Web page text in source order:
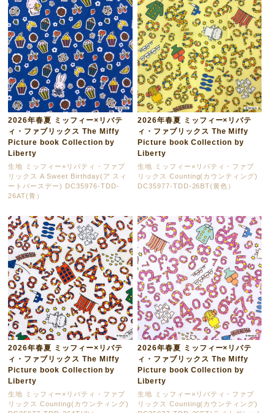
2026年春夏 ミッフィー×リバテ
ィ・ファブリックス The Miffy
Picture book Collection by
Liberty
生地 ミッフィー×リバティ・ファブ
リックス A Sweet Birthday(ア スィ
ートバースデー) DC35976-TDD-
26AT(青）
2026年春夏 ミッフィー×リバテ
ィ・ファブリックス The Miffy
Picture book Collection by
Liberty
生地 ミッフィー×リバティ・ファブ
リックス Counting(カウンティング)
DC35977-TDD-26BT(黄色）
2026年春夏 ミッフィー×リバテ
ィ・ファブリックス The Miffy
Picture book Collection by
Liberty
生地 ミッフィー×リバティ・ファブ
リックス Counting(カウンティング)
2026年春夏 ミッフィー×リバテ
ィ・ファブリックス The Miffy
Picture book Collection by
Liberty
生地 ミッフィー×リバティ・ファブ
リックス Counting(カウンティング)